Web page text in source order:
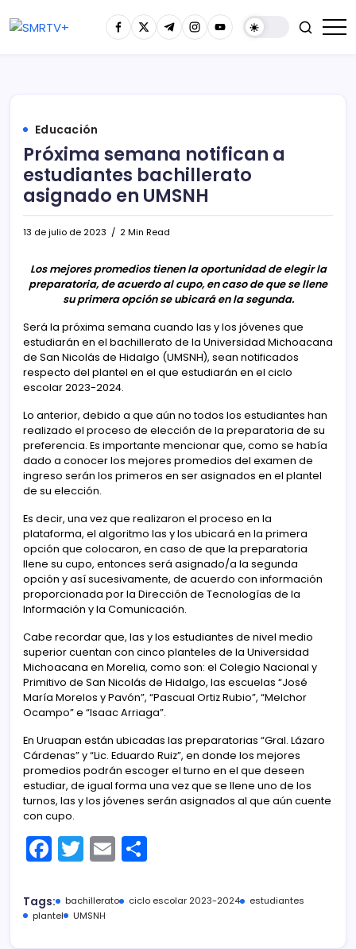
Educación
Próxima semana notifican a
estudiantes bachillerato
asignado en UMSNH
13 de julio de 2023 2 Min Read
Los mejores promedios tienen la oportunidad de elegir la
preparatoria, de acuerdo al cupo, en caso de que se llene
su primera opción se ubicará en la segunda.
Será la próxima semana cuando las y los jóvenes que
estudiarán en el bachillerato de la Universidad Michoacana
de San Nicolás de Hidalgo (UMSNH), sean notificados
respecto del plantel en el que estudiarán en el ciclo
escolar 2023-2024.
Lo anterior, debido a que aún no todos los estudiantes han
realizado el proceso de elección de la preparatoria de su
preferencia. Es importante mencionar que, como se había
dado a conocer los mejores promedios del examen de
ingreso serán los primeros en ser asignados en el plantel
de su elección.
Es decir, una vez que realizaron el proceso en la
plataforma, el algoritmo las y los ubicará en la primera
opción que colocaron, en caso de que la preparatoria
llene su cupo, entonces será asignado/a la segunda
opción y así sucesivamente, de acuerdo con información
proporcionada por la Dirección de Tecnologías de la
Información y la Comunicación.
Cabe recordar que, las y los estudiantes de nivel medio
superior cuentan con cinco planteles de la Universidad
Michoacana en Morelia, como son: el Colegio Nacional y
Primitivo de San Nicolás de Hidalgo, las escuelas “José
María Morelos y Pavón”, “Pascual Ortiz Rubio”, “Melchor
Ocampo” e “Isaac Arriaga”.
En Uruapan están ubicadas las preparatorias “Gral. Lázaro
Cárdenas” y “Lic. Eduardo Ruiz”, en donde los mejores
promedios podrán escoger el turno en el que deseen
estudiar, de igual forma una vez que se llene uno de los
turnos, las y los jóvenes serán asignados al que aún cuente
con cupo.
F
a
c
e
T
w
itt
er
E
m
ai m
Tags: bachillerato ciclo escolar 2023-2024
estudiantes
plantel
UMSNH